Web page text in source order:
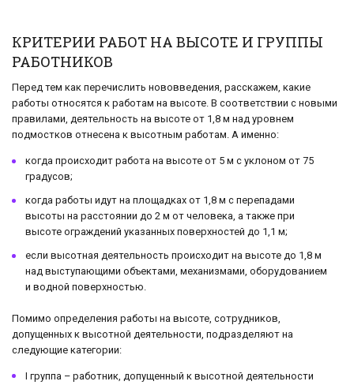
КРИТЕРИИ РАБОТ НА ВЫСОТЕ И ГРУППЫ
РАБОТНИКОВ
Перед тем как перечислить нововведения, расскажем, какие
работы относятся к работам на высоте. В соответствии с новыми
правилами, деятельность на высоте от 1,8 м над уровнем
подмостков отнесена к высотным работам. А именно:
когда происходит работа на высоте от 5 м с уклоном от 75
градусов;
когда работы идут на площадках от 1,8 м с перепадами
высоты на расстоянии до 2 м от человека, а также при
высоте ограждений указанных поверхностей до 1,1 м;
если высотная деятельность происходит на высоте до 1,8 м
над выступающими объектами, механизмами, оборудованием
и водной поверхностью.
Помимо определения работы на высоте, сотрудников,
допущенных к высотной деятельности, подразделяют на
следующие категории:
I группа – работник, допущенный к высотной деятельности